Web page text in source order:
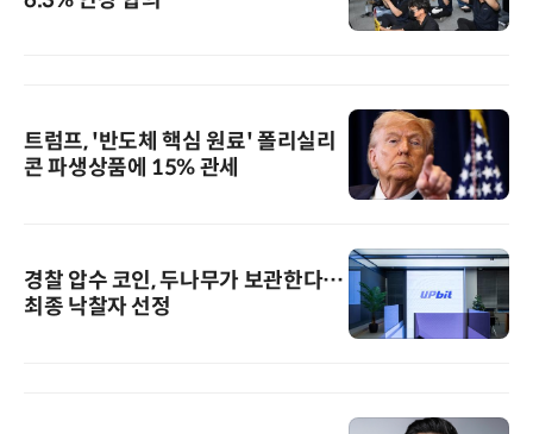
트럼프, '반도체 핵심 원료' 폴리실리
콘 파생상품에 15% 관세
경찰 압수 코인, 두나무가 보관한다…
최종 낙찰자 선정